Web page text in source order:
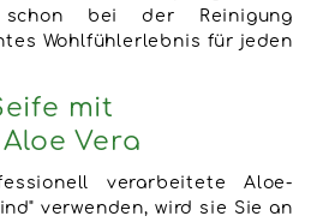
bei der Reinigung
Wohlfühlerlebnis für jeden
mit
Vera
verarbeitete Aloe-
verwenden, wird sie Sie an